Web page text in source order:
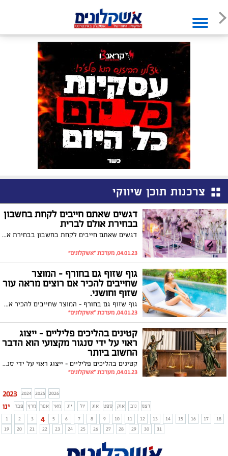
צרכנות תוכן שיווקי
דגשים שאתם חייבים לקחת בחשבון
בבחירת אולם לברית
דגשים שאתם חייבים לקחת בחשבון בבחירת אולם לברית
04.01.23, מערכת "אשקלונים"
גוף שזוף גם בחורף – המוצר
שחייבים להכיר אם רוצים מראה עור
שזוף וחושני.
גוף שזוף גם בחורף – המוצר שחייבים להכיר אם רוצים מראה עור שזוף וחושני.
04.01.23, מערכת "אשקלונים"
קטינים בהליכים פליליים – ייצוג
ראוי על ידי סנגור מקצועי הוא הדבר
החשוב ביותר
קטינים בהליכים פליליים – ייצוג ראוי על ידי סנגור מקצועי הוא הדבר החשוב ביותר
04.01.23, מערכת "אשקלונים"
2023 2024 2025 2026
ינו פבר מרץ אפר מאי יונ יול אוג ספט אוק נוב
דצמ
1
2 3 4 5 6 7 8 9 10 11 12 13 14 15 16 17
18
19
20 21 22 23 24 25 26 27 28 29 30 31